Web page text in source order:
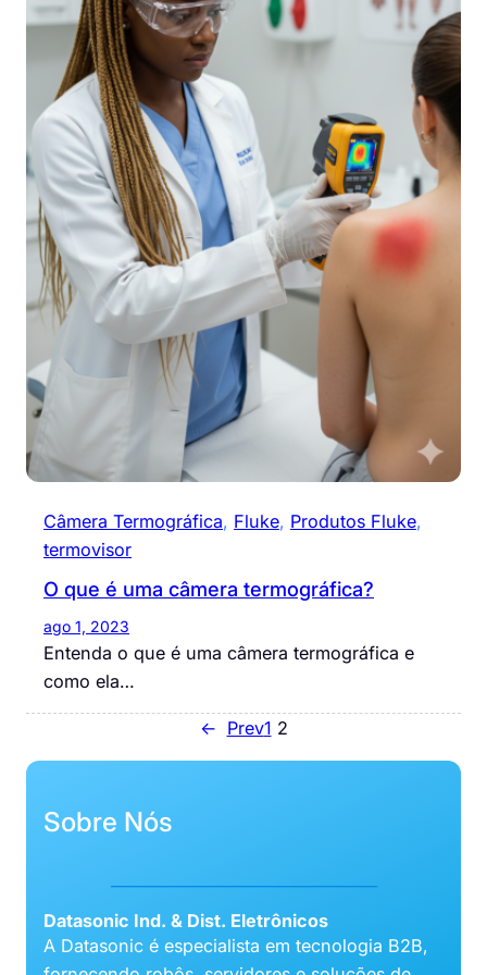
Câmera Termográfica, Fluke, Produtos Fluke
termovisor
O que é uma câmera termográfica?
ago 1, 2023
Entenda o que é uma câmera termográfica e
como ela…
← Prev1 2
Sobre Nós
Datasonic Ind. & Dist. Eletrônicos
A Datasonic é especialista em tecnologia B2B,